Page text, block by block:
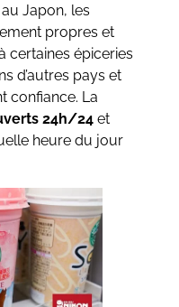
Japon, les
propres et
certaines épiceries
d’autres pays et
confiance. La
24h/24et
heure du jour